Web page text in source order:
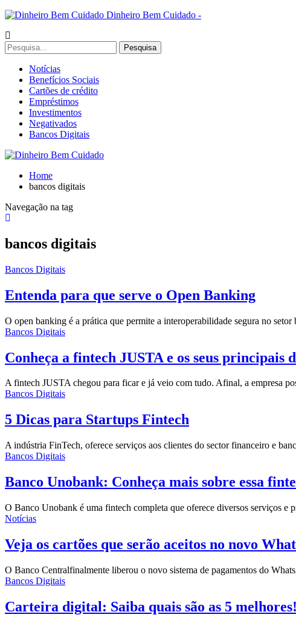
Dinheiro Bem Cuidado -
Notícias
Benefícios Sociais
Cartões de crédito
Empréstimos
Investimentos
Negativados
Bancos Digitais
Home
bancos digitais
Navegação na tag
bancos digitais
Bancos Digitais
Entenda para que serve o Open Banking
O open banking é a prática que permite a interoperabilidade segura no
Bancos Digitais
Conheça a fintech JUSTA e os seus principais
A fintech JUSTA chegou para ficar e já veio com tudo. Afinal, a empresa
Bancos Digitais
5 Dicas para Startups Fintech
A indústria FinTech, oferece serviços aos clientes do sector financeiro e
Bancos Digitais
Banco Unobank: Conheça mais sobre essa
O Banco Unobank é uma fintech completa que oferece diversos serviços
Notícias
Veja os cartões que serão aceitos no novo
O Banco Centralfinalmente liberou o novo sistema de pagamentos do
Bancos Digitais
Carteira digital: Saiba quais são as 5 melhores!